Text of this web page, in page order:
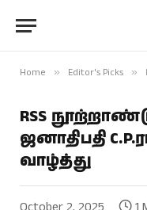
Home » Editor's Picks »
RSS
ஜனாதிபதி
வாழ்த்து